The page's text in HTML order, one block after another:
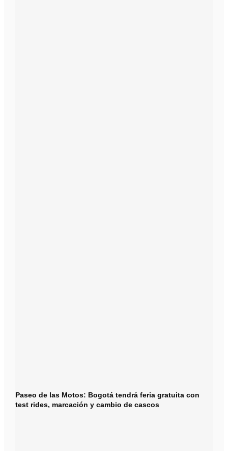
Paseo de las Motos: Bogotá tendrá feria gratuita con
test rides, marcación y cambio de cascos